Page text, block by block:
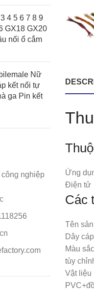
Ứng
Điện tử
Các
Tên
Dây cáp
Màu sắc
tùy
Vật liệu
4 5 6 7 8 9
GX18 GX20
nối ổ cắm
Nữ
kết nối tự
ga Pin kết
nghiệp